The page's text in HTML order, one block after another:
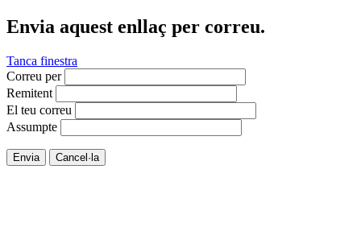
Envia aquest enllaç per correu.
Tanca finestra
Correu per
Remitent
El teu correu
Assumpte
Envia Cancel·la